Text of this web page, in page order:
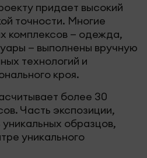
придает высокий
точности. Многие
комплексов — одежда,
— выполнены вручную
технологий и
кроя.
более 30
Часть экспозиции,
образцов,
уникального